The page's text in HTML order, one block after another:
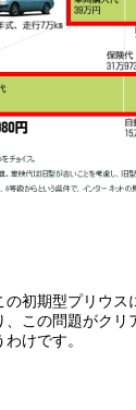
初期型プリウス
この問題がクリ
けです。